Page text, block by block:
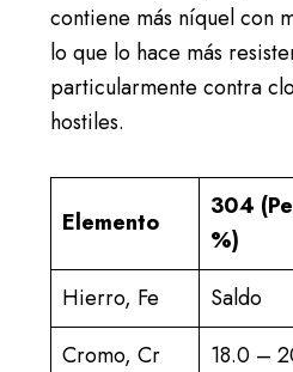
contiene más níquel con
lo que lo hace más
particularmente contra
hostiles.
Elemento
304
%)
Hierro, Fe
Saldo
Cromo, Cr
18.0 –